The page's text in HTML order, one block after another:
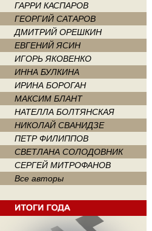
ГАРРИ КАСПАРОВ
ГЕОРГИЙ САТАРОВ
ДМИТРИЙ ОРЕШКИН
ЕВГЕНИЙ ЯСИН
ИГОРЬ ЯКОВЕНКО
ИННА БУЛКИНА
ИРИНА БОРОГАН
МАКСИМ БЛАНТ
НАТЕЛЛА БОЛТЯНСКАЯ
НИКОЛАЙ СВАНИДЗЕ
ПЕТР ФИЛИППОВ
СВЕТЛАНА СОЛОДОВНИК
СЕРГЕЙ МИТРОФАНОВ
Все авторы